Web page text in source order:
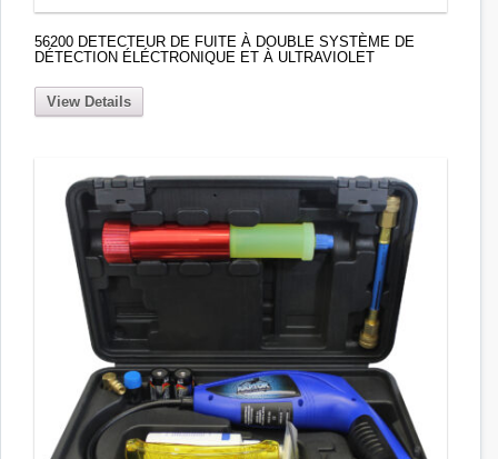
56200 DETECTEUR DE FUITE À DOUBLE SYSTÈME DE
DÉTECTION ÉLÉCTRONIQUE ET À ULTRAVIOLET
View Details